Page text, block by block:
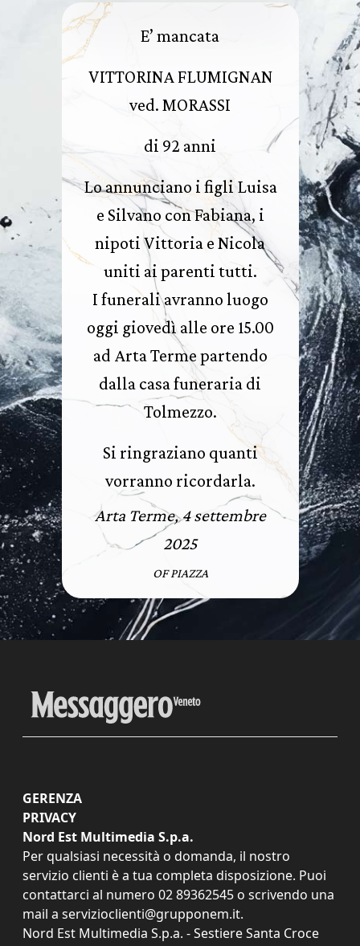
E’ mancata
VITTORINA FLUMIGNAN
ved. MORASSI
di 92 anni
Lo annunciano i figli Luisa
e Silvano con Fabiana, i
nipoti Vittoria e Nicola
uniti ai parenti tutti.
I funerali avranno luogo
oggi giovedì alle ore 15.00
ad Arta Terme partendo
dalla casa funeraria di
Tolmezzo.
Si ringraziano quanti
vorranno ricordarla.
Arta Terme, 4 settembre
2025
OF PIAZZA
GERENZA
PRIVACY
Nord Est Multimedia S.p.a.
Per qualsiasi necessità o domanda, il nostro
servizio clienti è a tua completa disposizione. Puoi
contattarci al numero 02 89362545 o scrivendo una
mail a servizioclienti@grupponem.it.
Nord Est Multimedia S.p.a. - Sestiere Santa Croce